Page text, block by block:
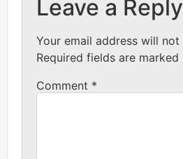
Leave a Reply
Your email address will not
Required fields are marked
Comment *